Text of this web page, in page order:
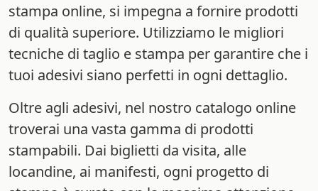
stampa online, si impegna a fornire prodotti
di qualità superiore. Utilizziamo le migliori
tecniche di taglio e stampa per garantire che i
tuoi adesivi siano perfetti in ogni dettaglio.
Oltre agli adesivi, nel nostro catalogo online
troverai una vasta gamma di prodotti
stampabili. Dai biglietti da visita, alle
locandine, ai manifesti, ogni progetto di